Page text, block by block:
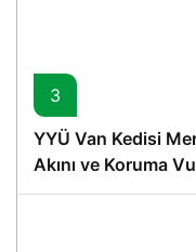
3
YYÜ Van Kedisi
Akını ve Koruma